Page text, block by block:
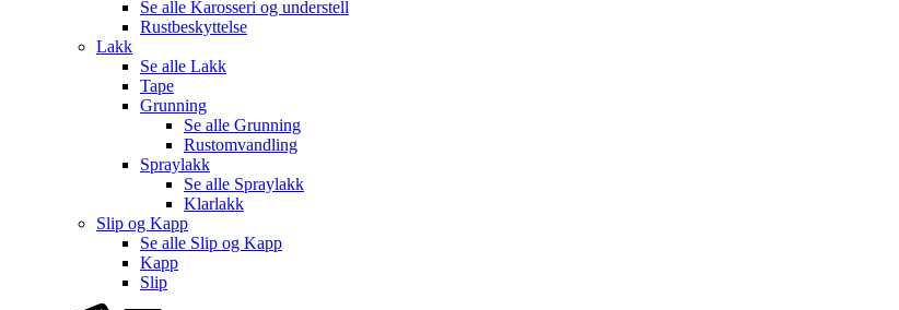
Se alle Karosseri og understell
Rustbeskyttelse
Lakk
Se alle Lakk
Tape
Grunning
Se alle Grunning
Rustomvandling
Spraylakk
Se alle Spraylakk
Klarlakk
Slip og Kapp
Se alle Slip og Kapp
Kapp
Slip